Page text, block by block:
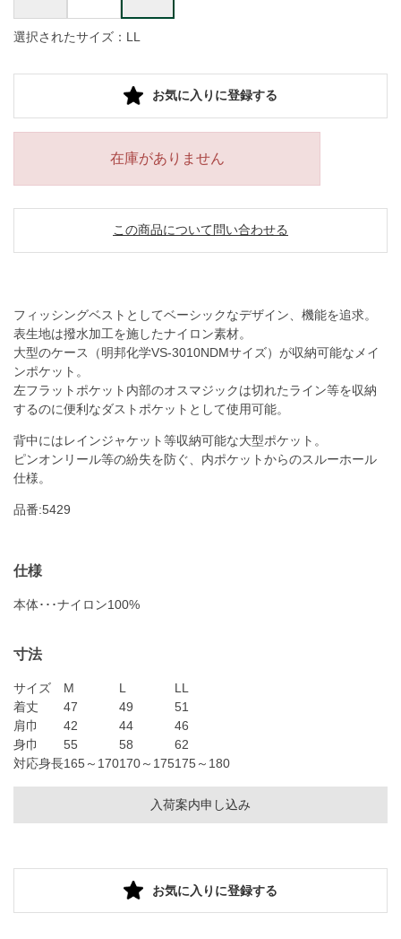
選択されたサイズ：LL
お気に入りに登録する
入荷案内申し込み
在庫がありません
この商品について問い合わせる
フィッシングベストとしてベーシックなデザイン、機能を追求。
表生地は撥水加工を施したナイロン素材。
大型のケース（明邦化学VS-3010NDMサイズ）が収納可能なメイ
ンポケット。
左フラットポケット内部のオスマジックは切れたライン等を収納
するのに便利なダストポケットとして使用可能。
背中にはレインジャケット等収納可能な大型ポケット。
ピンオンリール等の紛失を防ぐ、内ポケットからのスルーホール
仕様。
品番:5429
仕様
本体･･･ナイロン100%
寸法
サイズ M L
LL
着丈
47 49
51
肩巾
42 44
46
身巾
55 58
62
対応身長165～170170～175175～180
お気に入りに登録する